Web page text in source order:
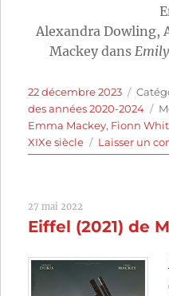
Alexandra Dowling,
Mackey dans Emily
Publié
le
22 décembre 2023
des années 2020-2024
Emma Mackey, Fionn
XIXe siècle
Laisser un
27 mai 2022
Eiffel (2021) de